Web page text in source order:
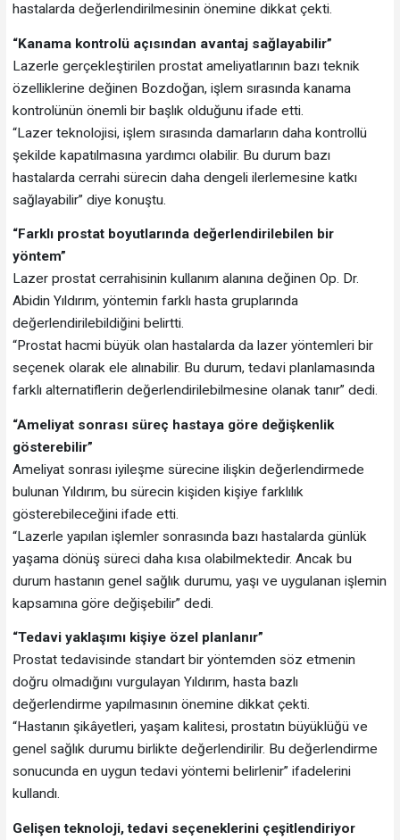
hastalarda değerlendirilmesinin önemine dikkat çekti.
“Kanama kontrolü açısından avantaj sağlayabilir”
Lazerle gerçekleştirilen prostat ameliyatlarının bazı teknik
özelliklerine değinen Bozdoğan, işlem sırasında kanama
kontrolünün önemli bir başlık olduğunu ifade etti.
“Lazer teknolojisi, işlem sırasında damarların daha kontrollü
şekilde kapatılmasına yardımcı olabilir. Bu durum bazı
hastalarda cerrahi sürecin daha dengeli ilerlemesine katkı
sağlayabilir” diye konuştu.
“Farklı prostat boyutlarında değerlendirilebilen bir
yöntem”
Lazer prostat cerrahisinin kullanım alanına değinen Op. Dr.
Abidin Yıldırım, yöntemin farklı hasta gruplarında
değerlendirilebildiğini belirtti.
“Prostat hacmi büyük olan hastalarda da lazer yöntemleri bir
seçenek olarak ele alınabilir. Bu durum, tedavi planlamasında
farklı alternatiflerin değerlendirilebilmesine olanak tanır” dedi.
“Ameliyat sonrası süreç hastaya göre değişkenlik
gösterebilir”
Ameliyat sonrası iyileşme sürecine ilişkin değerlendirmede
bulunan Yıldırım, bu sürecin kişiden kişiye farklılık
gösterebileceğini ifade etti.
“Lazerle yapılan işlemler sonrasında bazı hastalarda günlük
yaşama dönüş süreci daha kısa olabilmektedir. Ancak bu
durum hastanın genel sağlık durumu, yaşı ve uygulanan işlemin
kapsamına göre değişebilir” dedi.
“Tedavi yaklaşımı kişiye özel planlanır”
Prostat tedavisinde standart bir yöntemden söz etmenin
doğru olmadığını vurgulayan Yıldırım, hasta bazlı
değerlendirme yapılmasının önemine dikkat çekti.
“Hastanın şikâyetleri, yaşam kalitesi, prostatın büyüklüğü ve
genel sağlık durumu birlikte değerlendirilir. Bu değerlendirme
sonucunda en uygun tedavi yöntemi belirlenir” ifadelerini
kullandı.
Gelişen teknoloji, tedavi seçeneklerini çeşitlendiriyor